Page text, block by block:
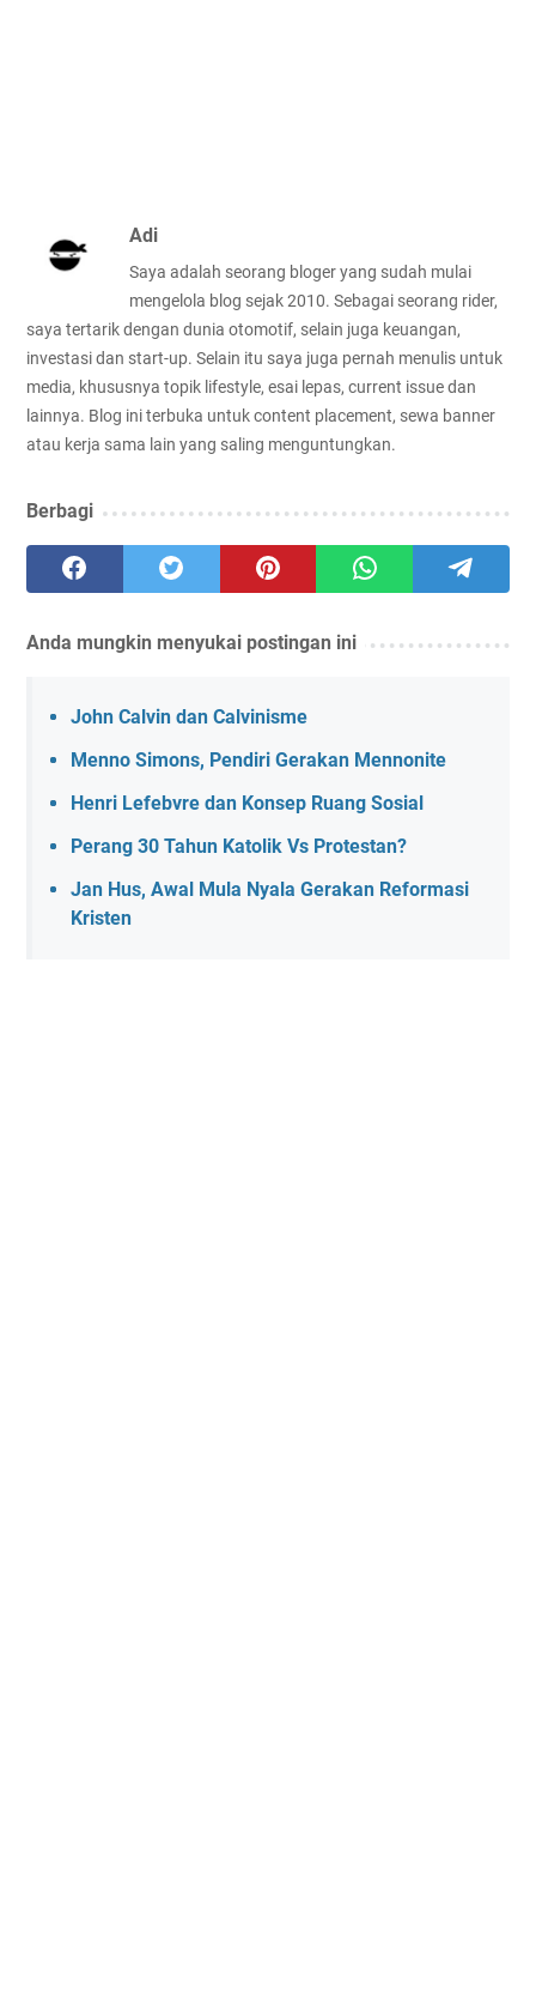
Adi
Saya adalah seorang bloger yang sudah mulai
mengelola blog sejak 2010. Sebagai seorang rider,
saya tertarik dengan dunia otomotif, selain juga keuangan,
investasi dan start-up. Selain itu saya juga pernah menulis untuk
media, khususnya topik lifestyle, esai lepas, current issue dan
lainnya. Blog ini terbuka untuk content placement, sewa banner
atau kerja sama lain yang saling menguntungkan.
Berbagi
Anda mungkin menyukai postingan ini
John Calvin dan Calvinisme
Menno Simons, Pendiri Gerakan Mennonite
Henri Lefebvre dan Konsep Ruang Sosial
Perang 30 Tahun Katolik Vs Protestan?
Jan Hus, Awal Mula Nyala Gerakan Reformasi
Kristen